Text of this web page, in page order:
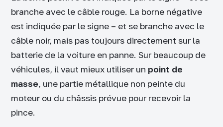
branche avec le câble rouge. La borne négative
est indiquée par le signe – et se branche avec le
câble noir, mais pas toujours directement sur la
batterie de la voiture en panne. Sur beaucoup de
véhicules, il vaut mieux utiliser un point de
masse, une partie métallique non peinte du
moteur ou du châssis prévue pour recevoir la
pince.